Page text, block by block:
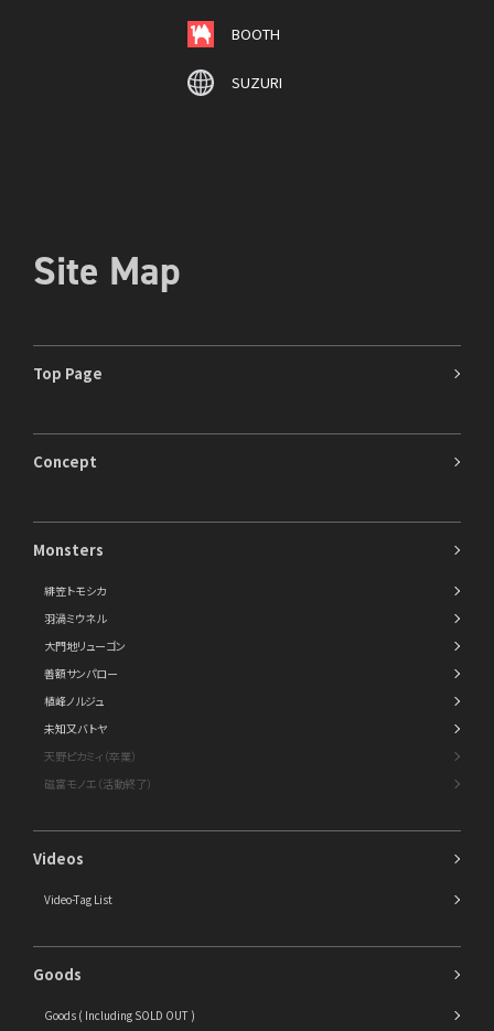
BOOTH
SUZURI
Site Map
Top Page
Concept
Monsters
緋笠トモシカ
羽渦ミウネル
大門地リューゴン
善額サンパロー
植峰ノルジュ
未知又バトヤ
天野ピカミィ（卒業）
磁富モノエ（活動終了）
Videos
Video-Tag List
Goods
Goods ( Including SOLD OUT )